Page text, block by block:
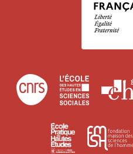
Centre
national
la
École
des
études
École
pratique